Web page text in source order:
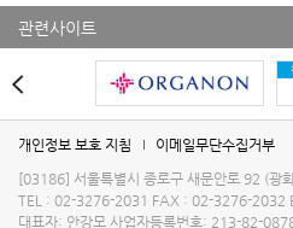
관련사이트
개인정보 보호 지침
이메일무단수집거부
[03186] 서울특별시 종로구 새문안로 92 (광
TEL : 02-3276-2031 FAX : 02-3276-2032
대표자: 안강모 사업자등록번호: 213-82-